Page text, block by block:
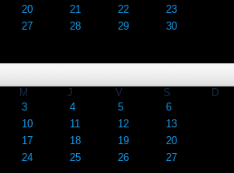
20 21 22
23
27 28 29
30
M J V S
D
3 4 5
6
10 11 12
13
17 18 19
20
24 25 26
27